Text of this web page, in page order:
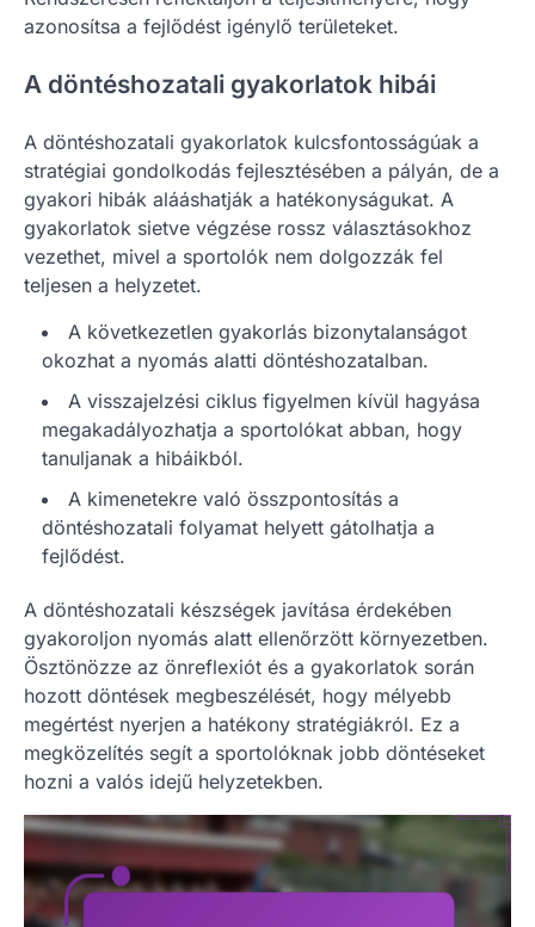
azonosítsa a fejlődést igénylő területeket.
A döntéshozatali gyakorlatok hibái
A döntéshozatali gyakorlatok kulcsfontosságúak a
stratégiai gondolkodás fejlesztésében a pályán, de a
gyakori hibák alááshatják a hatékonyságukat. A
gyakorlatok sietve végzése rossz választásokhoz
vezethet, mivel a sportolók nem dolgozzák fel
teljesen a helyzetet.
A következetlen gyakorlás bizonytalanságot
okozhat a nyomás alatti döntéshozatalban.
A visszajelzési ciklus figyelmen kívül hagyása
megakadályozhatja a sportolókat abban, hogy
tanuljanak a hibáikból.
A kimenetekre való összpontosítás a
döntéshozatali folyamat helyett gátolhatja a
fejlődést.
A döntéshozatali készségek javítása érdekében
gyakoroljon nyomás alatt ellenőrzött környezetben.
Ösztönözze az önreflexiót és a gyakorlatok során
hozott döntések megbeszélését, hogy mélyebb
megértést nyerjen a hatékony stratégiákról. Ez a
megközelítés segít a sportolóknak jobb döntéseket
hozni a valós idejű helyzetekben.